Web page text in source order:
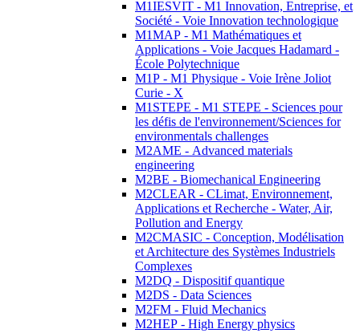
M1IESVIT - M1 Innovation, Entreprise, et
Société - Voie Innovation technologique
M1MAP - M1 Mathématiques et
Applications - Voie Jacques Hadamard -
École Polytechnique
M1P - M1 Physique - Voie Irène Joliot
Curie - X
M1STEPE - M1 STEPE - Sciences pour
les défis de l'environnement/Sciences for
environmentals challenges
M2AME - Advanced materials
engineering
M2BE - Biomechanical Engineering
M2CLEAR - CLimat, Environnement,
Applications et Recherche - Water, Air,
Pollution and Energy
M2CMASIC - Conception, Modélisation
et Architecture des Systèmes Industriels
Complexes
M2DQ - Dispositif quantique
M2DS - Data Sciences
M2FM - Fluid Mechanics
M2HEP - High Energy physics